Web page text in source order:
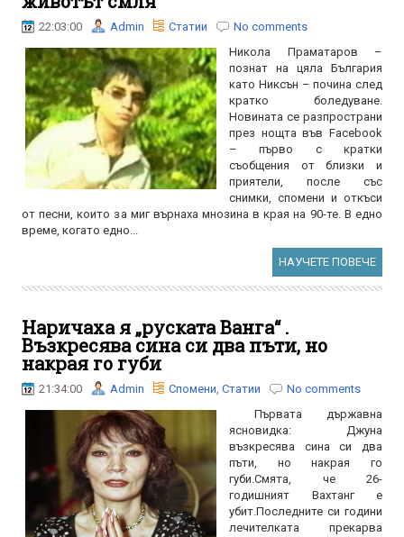
22:03:00 Admin Статии
No comments
Никола Праматаров –
познат на цяла България
като Никсън – почина след
кратко боледуване.
Новината се разпространи
през нощта във Facebook
– първо с кратки
съобщения от близки и
приятели, после със
снимки, спомени и откъси
от песни, които за миг върнаха мнозина в края на 90-те. В едно
време, когато едно...
НАУЧЕТЕ ПОВЕЧЕ
Наричаха я „руската Ванга“ .
Възкресява сина си два пъти, но
накрая го губи
21:34:00 Admin Спомени Статии
No comments
Първата държавна
ясновидка: Джуна
възкресява сина си два
пъти, но накрая го
губи.Смята, че 26-
годишният Вахтанг е
убит.Последните си години
лечителката прекарва